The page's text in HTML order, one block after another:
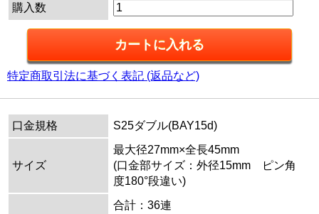
購入数
特定商取引法に基づく表記 (返品など)
口金規格 S25ダブル(BAY15d)
サイズ
最大径27mm×全長45mm
(口金部サイズ：外径15mm ピン角
度180°段違い)
合計：36連